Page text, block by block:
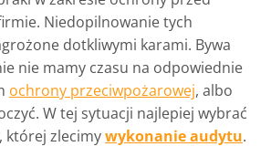
Niedopilnowanie tych
dotkliwymi karami. Bywa
nie mamy czasu na odpowiednie
ochrony przeciwpożarowej, albo
W tej sytuacji najlepiej wybrać
której zlecimywykonanie audytu.